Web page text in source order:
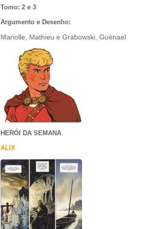
Tomo: 2 e 3
Argumento e Desenho:
Mariolle, Mathieu e Grabowski, Guénael
HERÓI DA SEMANA
ALIX